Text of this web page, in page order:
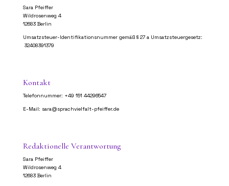
Sara Pfeiffer
Wildrosenweg 4
12683 Berlin
Umsatzsteuer-Identifikationsnummer gemäß § 27 a Umsatzsteuergesetz:
32408391379
Kontakt
Telefonnummer: +49 151 44296547
E-Mail: sara@sprachvielfalt-pfeiffer.de
Redaktionelle Verantwortung
Sara Pfeiffer
Wildrosenweg 4
12683 Berlin